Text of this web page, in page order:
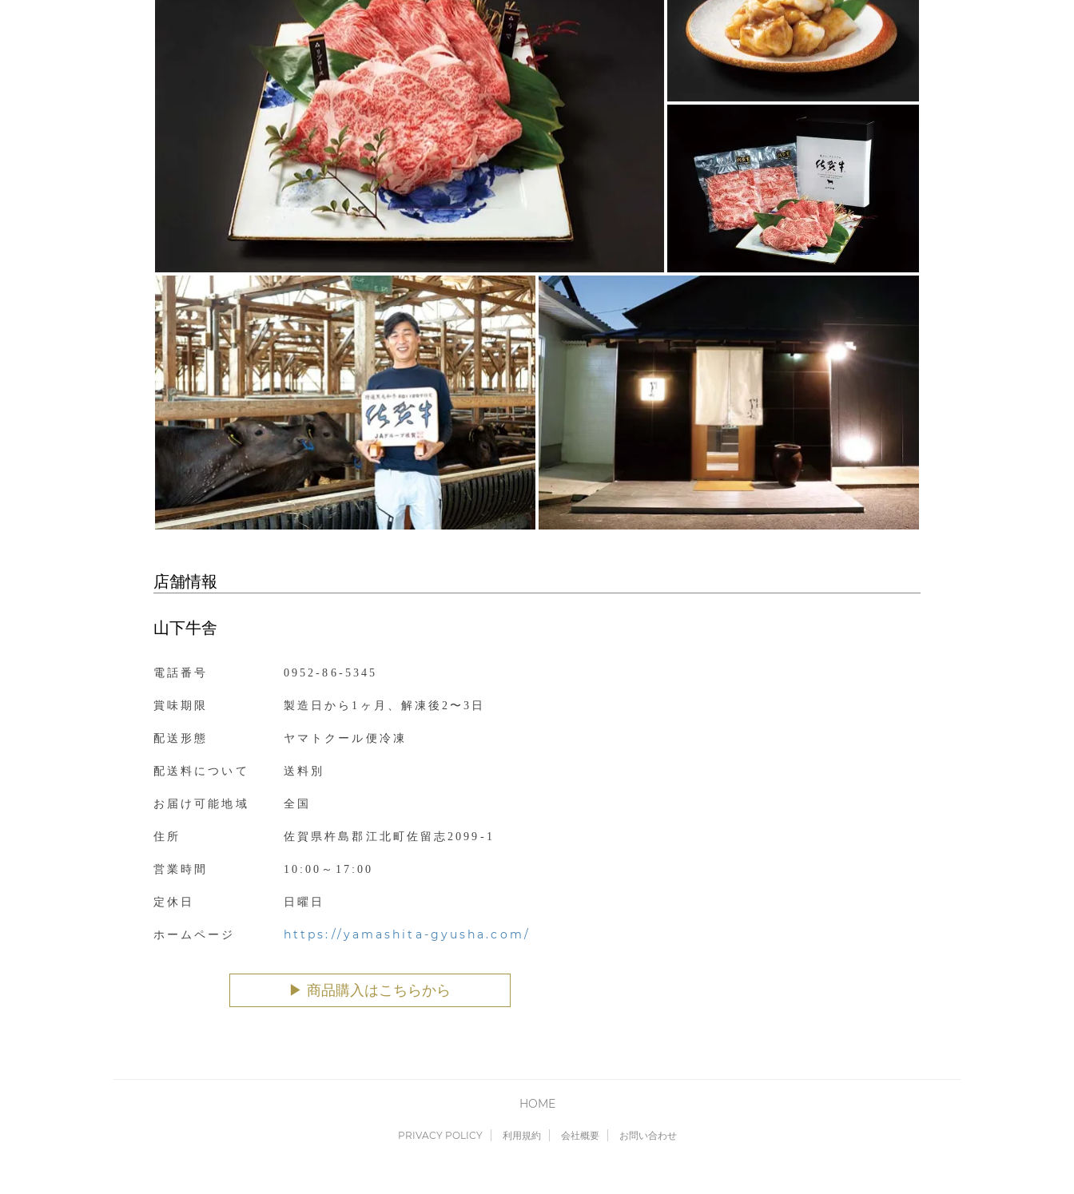
店舗情報
山下牛舎
電話番号 0952-86-5345
賞味期限 製造日から1ヶ月、解凍後2〜3日
配送形態 ヤマトクール便冷凍
配送料について 送料別
お届け可能地域 全国
住所 佐賀県杵島郡江北町佐留志2099-1
営業時間 10:00～17:00
定休日 日曜日
ホームページ https://yamashita-gyusha.com/
▶︎ 商品購入はこちらから
HOME
PRIVACY POLICY 利用規約 会社概要 お問い合わせ